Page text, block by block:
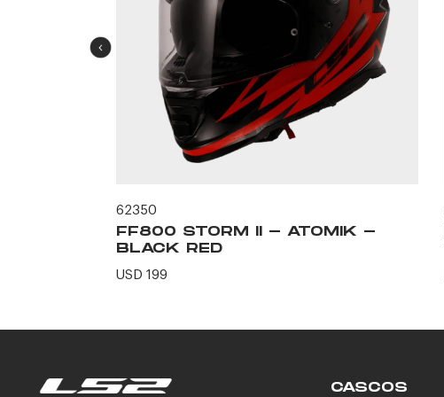
62350
FF800 STORM II - ATOMIK -
BLACK RED
USD 199
CASCOS